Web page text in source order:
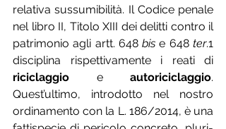
relativa sussumibilità. Il Codice penale
nel libro II, Titolo XIII dei delitti contro il
patrimonio agli artt. 648 bis e 648 ter.1
riciclaggio e autoriciclaggio.
Quest’ultimo, introdotto nel nostro
ordinamento con la L. 186/2014, è una